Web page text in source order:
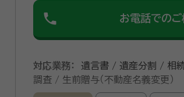
phone お電話でのご
対応業務：
遺言書 / 遺産分割 / 相
調査 / 生前贈与（不動産名義変更）